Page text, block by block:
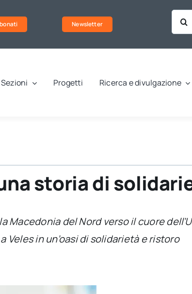
Newsletter
Cerca
per:
Sezioni Progetti Ricerca e divulgazione
storia di
del Nord verso il cuore
Veles in un’oasi di solidarietà e ristoro